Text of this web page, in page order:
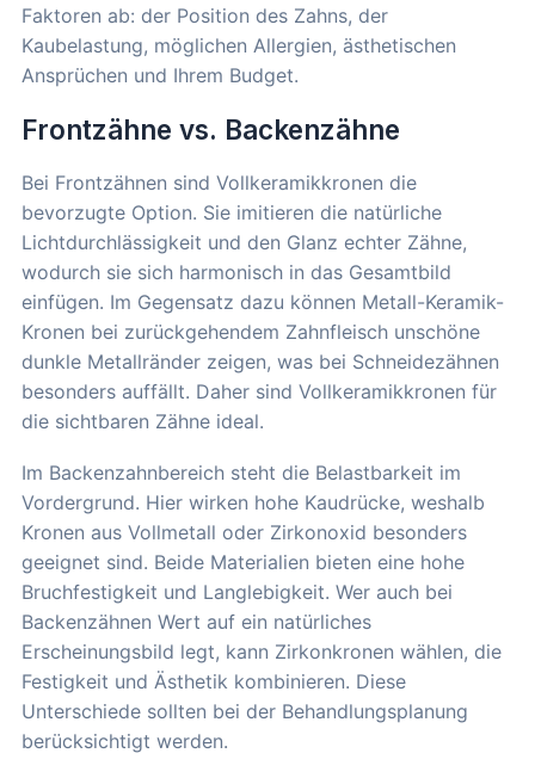
Faktoren ab: der Position des Zahns, der
Kaubelastung, möglichen Allergien, ästhetischen
Ansprüchen und Ihrem Budget.
Frontzähne vs. Backenzähne
Bei Frontzähnen sind Vollkeramikkronen die
bevorzugte Option. Sie imitieren die natürliche
Lichtdurchlässigkeit und den Glanz echter Zähne,
wodurch sie sich harmonisch in das Gesamtbild
einfügen. Im Gegensatz dazu können Metall-Keramik-
Kronen bei zurückgehendem Zahnfleisch unschöne
dunkle Metallränder zeigen, was bei Schneidezähnen
besonders auffällt. Daher sind Vollkeramikkronen für
die sichtbaren Zähne ideal.
Im Backenzahnbereich steht die Belastbarkeit im
Vordergrund. Hier wirken hohe Kaudrücke, weshalb
Kronen aus Vollmetall oder Zirkonoxid besonders
geeignet sind. Beide Materialien bieten eine hohe
Bruchfestigkeit und Langlebigkeit. Wer auch bei
Backenzähnen Wert auf ein natürliches
Erscheinungsbild legt, kann Zirkonkronen wählen, die
Festigkeit und Ästhetik kombinieren. Diese
Unterschiede sollten bei der Behandlungsplanung
berücksichtigt werden.